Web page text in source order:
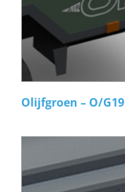
Olijfgroen – O/G19